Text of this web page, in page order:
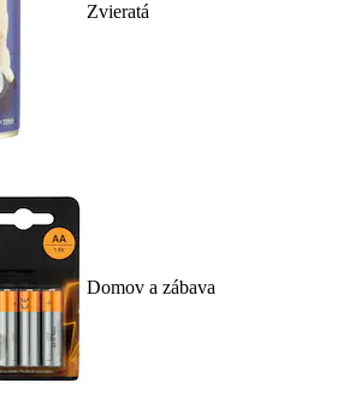
Zvieratá
Domov a zábava